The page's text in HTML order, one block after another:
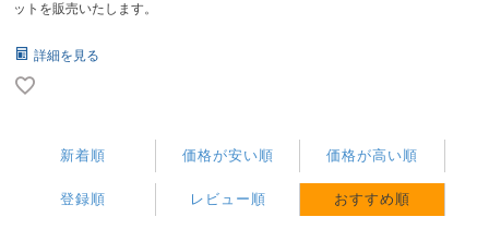
ットを販売いたします。
詳細を見る
新着順 価格が安い順 価格が高い順
登録順 レビュー順 おすすめ順